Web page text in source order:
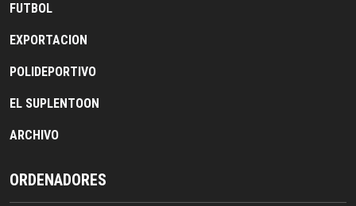
FUTBOL
EXPORTACION
POLIDEPORTIVO
EL SUPLENTOON
ARCHIVO
ORDENADORES